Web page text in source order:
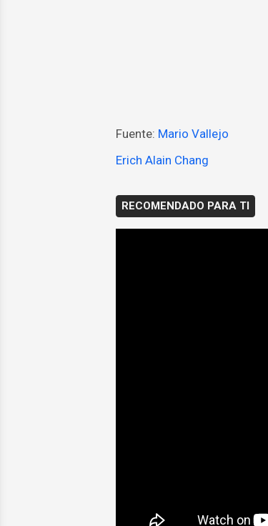
Fuente: Mario Vallejo
Erich Alain Chang
RECOMENDADO PARA TI